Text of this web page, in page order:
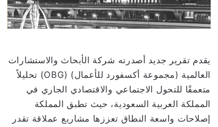
ل
ك
ت
ن
ي
ا
يقدم تقرير جديد أصدرته شركة الأبحاث والاستشارات
العالمية (مجموعة أكسفورد للأعمال) (OBG) تحليلاً
متعمقًا للتحول الاجتماعي والاقتصادي الجاري في
المملكة العربية السعودية، حيث تطبق المملكة
إصلاحات واسعة النطاق تعززها مشاريع عملاقة تقدر